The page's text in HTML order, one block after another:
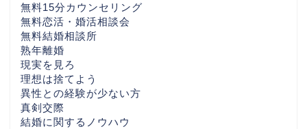
無料15分カウンセリング
無料恋活・婚活相談会
無料結婚相談所
熟年離婚
現実を見ろ
理想は捨てよう
異性との経験が少ない方
真剣交際
結婚に関するノウハウ